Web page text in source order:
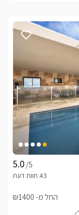
/5
החל מ- ₪1400